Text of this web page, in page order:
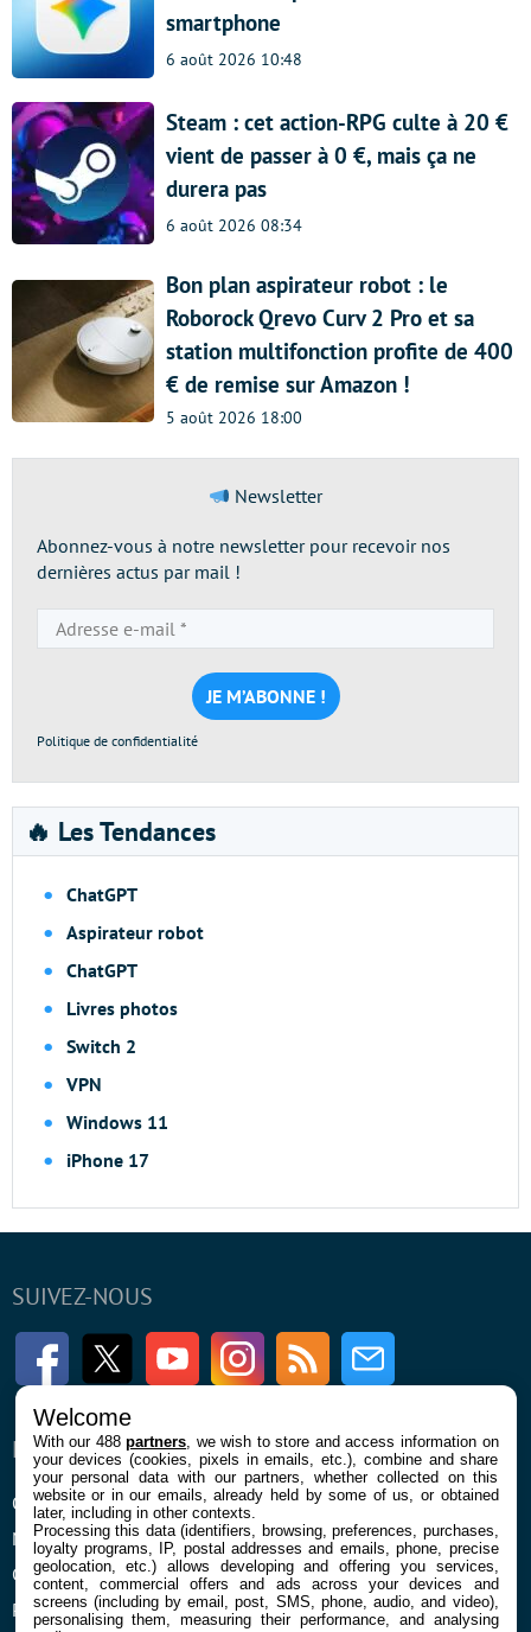
smartphone
6 août 2026 10:48
Steam : cet action-RPG culte à 20 €
vient de passer à 0 €, mais ça ne
durera pas
6 août 2026 08:34
Bon plan aspirateur robot : le
Roborock Qrevo Curv 2 Pro et sa
station multifonction profite de 400
€ de remise sur Amazon !
5 août 2026 18:00
Newsletter
Abonnez-vous à notre newsletter pour recevoir nos
dernières actus par mail !
e-
mail
*
Politique de confidentialité
🔥 Les Tendances
ChatGPT
Aspirateur robot
ChatGPT
Livres photos
Switch 2
VPN
Windows 11
iPhone 17
SUIVEZ-NOUS
FacebookTwitter Youtube InstagramRSS Newsletter
ENTREPRISE
Qui sommes nous
Mentions légales et CGU
Confidentialité et Cookies
Préférences cookies
À PROPOS
La rédaction
Contact
Welcome
With our 488partners , we wish to store and access information on
your devices (cookies, pixels in emails, etc.), combine and share
your personal data with our partners, whether collected on this
website or in our emails, already held by some of us, or obtained
later, including in other contexts.
Processing this data (identifiers, browsing, preferences, purchases,
loyalty programs, IP, postal addresses and emails, phone, precise
geolocation, etc.) allows developing and offering you services,
content, commercial offers and ads across your devices and
screens (including by email, post, SMS, phone, audio, and video),
personalising them, measuring their performance, and analysing